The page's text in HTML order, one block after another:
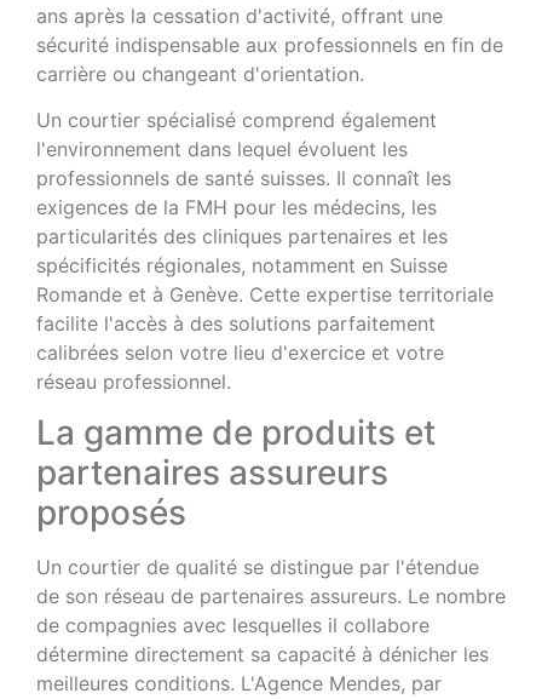
ans après la cessation d'activité, offrant une
sécurité indispensable aux professionnels en fin de
carrière ou changeant d'orientation.
Un courtier spécialisé comprend également
l'environnement dans lequel évoluent les
professionnels de santé suisses. Il connaît les
exigences de la FMH pour les médecins, les
particularités des cliniques partenaires et les
spécificités régionales, notamment en Suisse
Romande et à Genève. Cette expertise territoriale
facilite l'accès à des solutions parfaitement
calibrées selon votre lieu d'exercice et votre
réseau professionnel.
La gamme de produits et
partenaires assureurs
proposés
Un courtier de qualité se distingue par l'étendue
de son réseau de partenaires assureurs. Le nombre
de compagnies avec lesquelles il collabore
détermine directement sa capacité à dénicher les
meilleures conditions. L'Agence Mendes, par